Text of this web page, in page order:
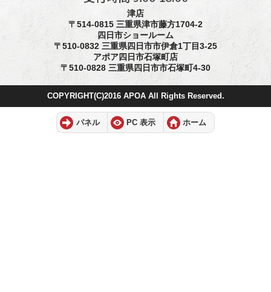
津店
〒514-0815 三重県津市藤方1704-2
四日市ショールーム
〒510-0832 三重県四日市市伊倉1丁目3-25
アポア四日市石塚町店
〒510-0828 三重県四日市市石塚町4-30
COPYRIGHT(C)2016 APOA All Rights Reserved.
パネル PC 表示 ホーム